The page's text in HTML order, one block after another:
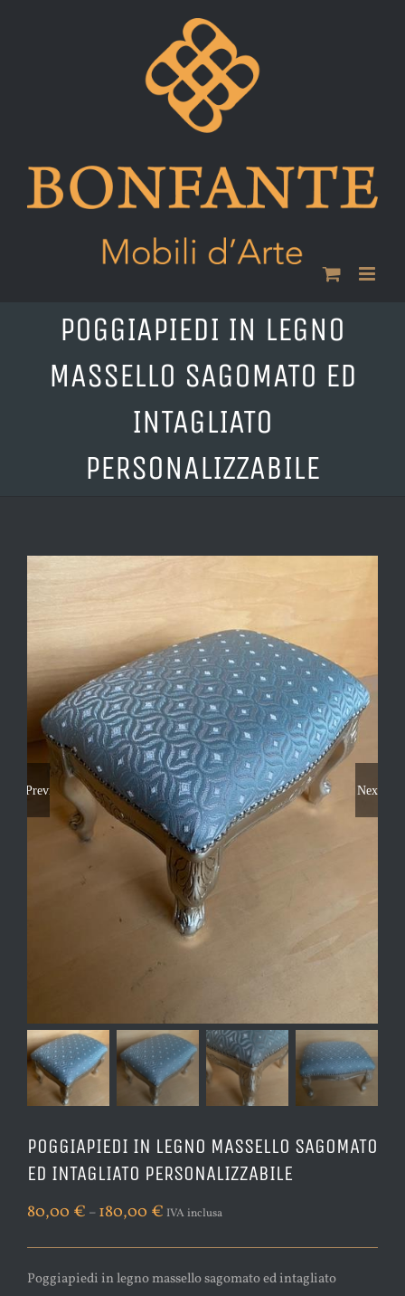
POGGIAPIEDI IN LEGNO
MASSELLO SAGOMATO ED
INTAGLIATO
PERSONALIZZABILE
Previous Next
POGGIAPIEDI IN LEGNO MASSELLO SAGOMATO
ED INTAGLIATO PERSONALIZZABILE
80,00 € –180,00 € IVA inclusa
Poggiapiedi in legno massello sagomato ed intagliato